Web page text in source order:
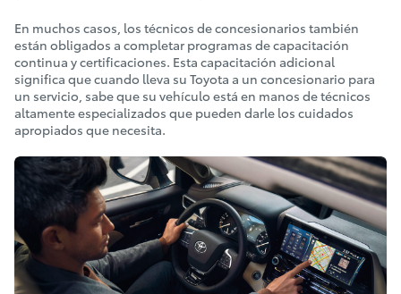
En muchos casos, los técnicos de concesionarios también
están obligados a completar programas de capacitación
continua y certificaciones. Esta capacitación adicional
significa que cuando lleva su Toyota a un concesionario para
un servicio, sabe que su vehículo está en manos de técnicos
altamente especializados que pueden darle los cuidados
apropiados que necesita.